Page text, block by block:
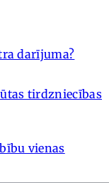
darījuma?
tirdzniecības
vienas